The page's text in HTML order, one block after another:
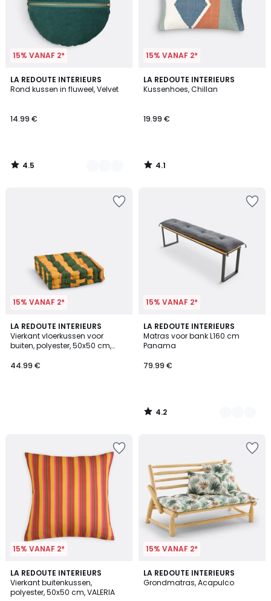
15% VANAF 2*
LA REDOUTE INTERIEURS
Rond kussen in fluweel, Velvet
14.99 €
4.5
/ 5
9
Kleuren
4.5
/
15% VANAF 2*
LA REDOUTE INTERIEURS
Kussenhoes, Chillan
19.99 €
4.1
/ 5
4.1
/
15% VANAF 2*
LA REDOUTE INTERIEURS
Vierkant vloerkussen voor
buiten, polyester, 50x50 cm,
44.99 €
15% VANAF 2*
LA REDOUTE INTERIEURS
Matras voor bank L160 cm
Panama
79.99 €
4.2
/ 5
5
Kleuren
4.2
/
15% VANAF 2*
LA REDOUTE INTERIEURS
Vierkant buitenkussen,
polyester, 50x50 cm, VALERIA
5
/
5
15% VANAF 2*
LA REDOUTE INTERIEURS
Grondmatras, Acapulco
4
/